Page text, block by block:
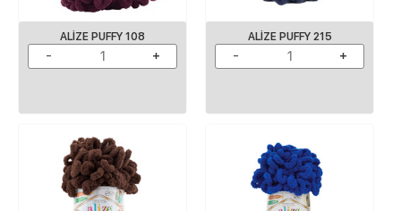
ALIZE PUFFY 108 ALIZE PUFFY 215